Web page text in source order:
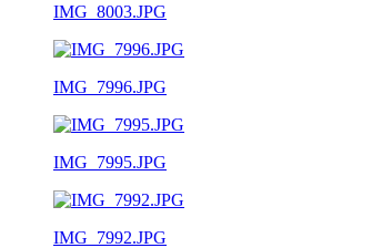
IMG_8003.JPG
IMG_7996.JPG
IMG_7995.JPG
IMG_7992.JPG